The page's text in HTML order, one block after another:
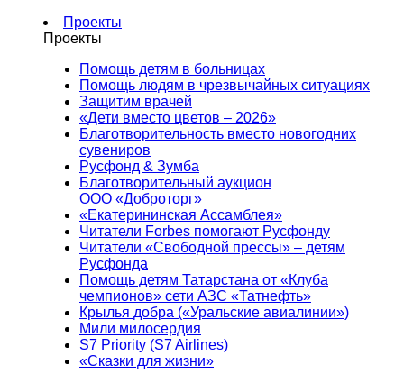
Проекты
Проекты
Помощь детям в больницах
Помощь людям в чрезвычайных ситуациях
Защитим врачей
«Дети вместо цветов – 2026»
Благотворительность вместо новогодних
сувениров
Русфонд & Зумба
Благотворительный аукцион
ООО «Доброторг»
«Екатерининская Ассамблея»
Читатели Forbes помогают Русфонду
Читатели «Свободной прессы» – детям
Русфонда
Помощь детям Татарстана от «Клуба
чемпионов» сети АЗС «Татнефть»
Крылья добра («Уральские авиалинии»)
Мили милосердия
S7 Priority (S7 Airlines)
«Сказки для жизни»